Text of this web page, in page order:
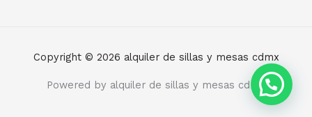
Copyright © 2026 alquiler de sillas y mesas cdmx
Powered by alquiler de sillas y mesas cdmx